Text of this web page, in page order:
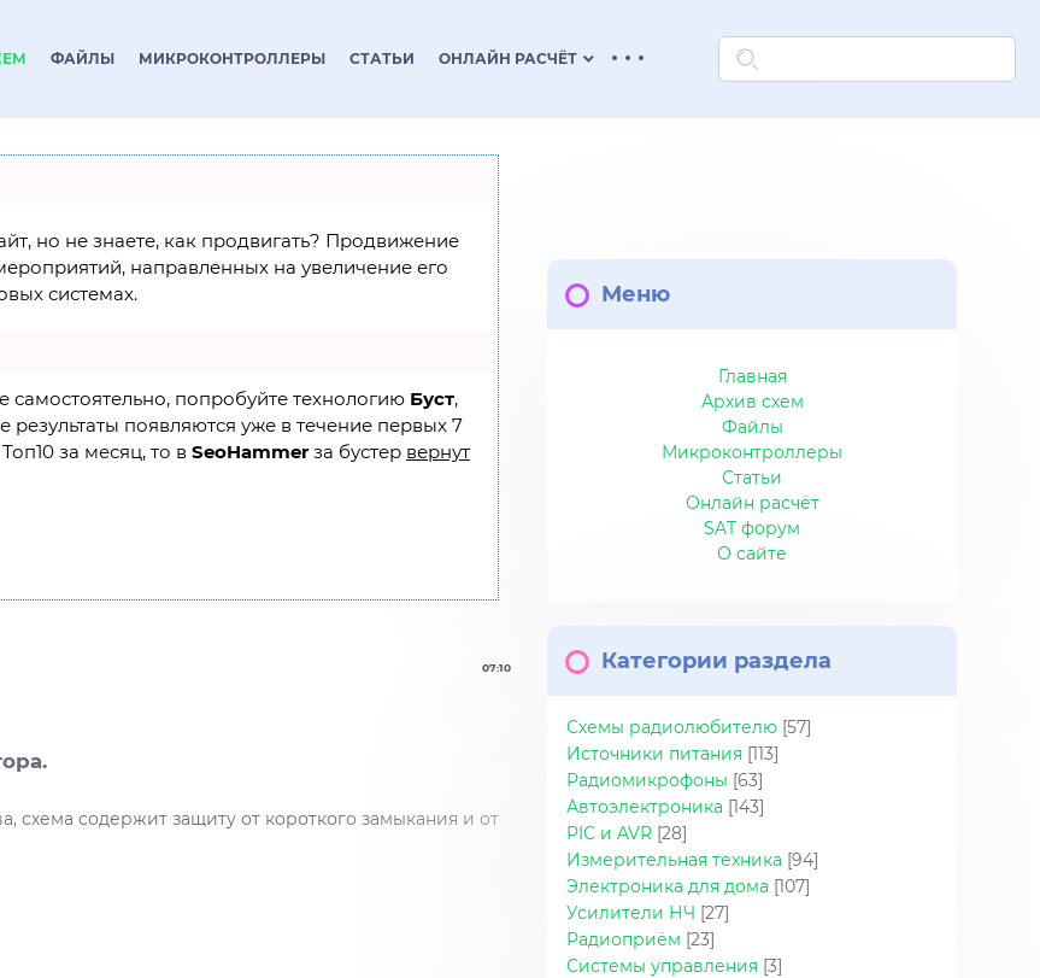
ФАЙЛЫ МИКРОКОНТРОЛЛЕРЫ СТАТЬИ ОНЛАЙН РАСЧЁТ keyboard_arrow_down
но не знаете, как продвигать? Продвижение
направленных на увеличение его
системах.
самостоятельно, попробуйте технологию Буст,
появляются уже в течение первых 7
за месяц, то в SeoHammer за бустер вернут
07:10
схема содержит защиту от короткого замыкания и от
Меню
Главная
Архив схем
Файлы
Микроконтроллеры
Статьи
Онлайн расчёт
SAT форум
О сайте
Категории раздела
Схемы радиолюбителю [57]
Источники питания [113]
Радиомикрофоны [63]
Автоэлектроника [143]
PIC и AVR [28]
Измерительная техника [94]
Электроника для дома [107]
Усилители НЧ [27]
Радиоприём [23]
Системы управления [3]